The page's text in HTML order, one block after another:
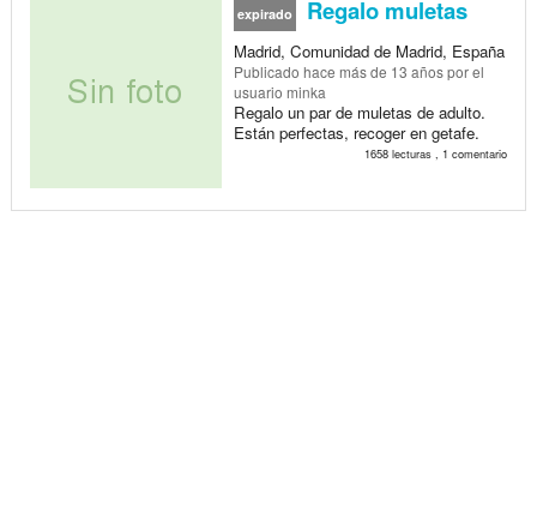
expirado Regalo muletas
Madrid, Comunidad de Madrid, España
Publicado hace más de 13 añospor el
usuario minka
Regalo un par de muletas de adulto.
Están perfectas, recoger en getafe.
1658 lecturas , 1 comentario